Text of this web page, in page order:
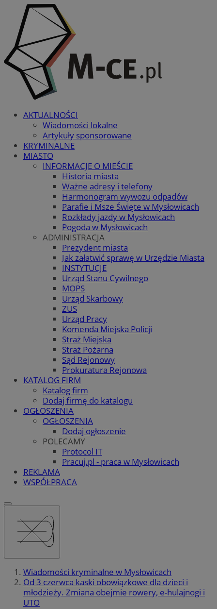
AKTUALNOŚCI
Wiadomości lokalne
Artykuły sponsorowane
KRYMINALNE
MIASTO
INFORMACJE O MIEŚCIE
Historia miasta
Ważne adresy i telefony
Harmonogram wywozu odpadów
Parafie i Msze Święte w Mysłowicach
Rozkłady jazdy w Mysłowicach
Pogoda w Mysłowicach
ADMINISTRACJA
Prezydent miasta
Jak załatwić sprawę w Urzędzie Miasta
INSTYTUCJE
Urząd Stanu Cywilnego
MOPS
Urząd Skarbowy
ZUS
Urząd Pracy
Komenda Miejska Policji
Straż Miejska
Straż Pożarna
Sąd Rejonowy
Prokuratura Rejonowa
KATALOG FIRM
Katalog firm
Dodaj firmę do katalogu
OGŁOSZENIA
OGŁOSZENIA
Dodaj ogłoszenie
POLECAMY
Protocol IT
Pracuj.pl - praca w Mysłowicach
REKLAMA
WSPÓŁPRACA
Wiadomości kryminalne w Mysłowicach
Od 3 czerwca kaski obowiązkowe dla dzieci i
młodzieży. Zmiana obejmie rowery, e-hulajnogi i
UTO